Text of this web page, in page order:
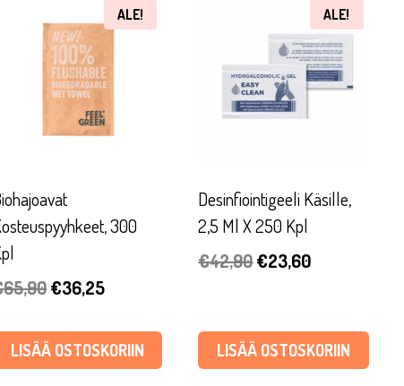
ALE!
300
65,90Alkuperäinen
oli:
€65,90.
€36,25Nykyinen
on:
€36,25.
LISÄÄ OSTOSKORIIN
ALE!
Desinfiointigeeli Käsille,
2,5 Ml X 250 Kpl
€42,90Alkuperäinen
€42,90.
€23,60Nykyinen
€23,60.
LISÄÄ OSTOSKORIIN